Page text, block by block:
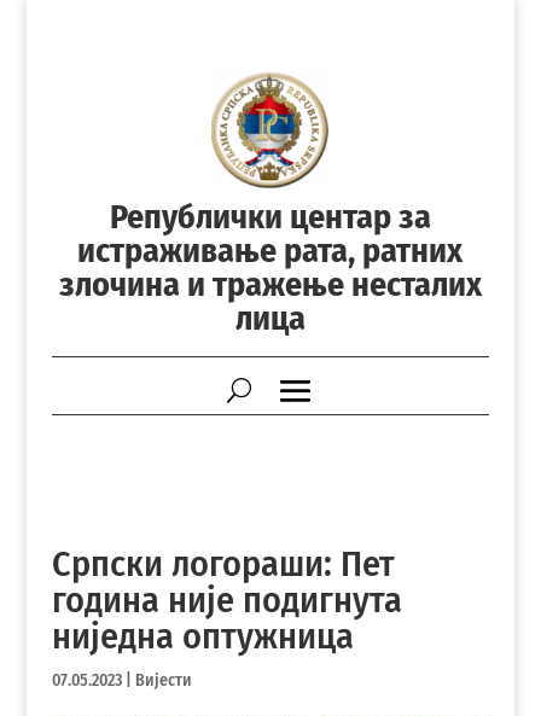
Републички центар за
истраживање рата, ратних
злочина и тражење несталих
лица
Српски логораши: Пет
година није подигнута
ниједна оптужница
07.05.2023| Вијести